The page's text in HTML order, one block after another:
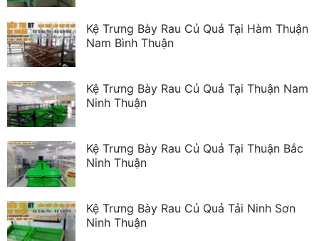
Kệ Trưng Bày Rau Củ Quả Tại Hàm Thuận
Nam Bình Thuận
Kệ Trưng Bày Rau Củ Quả Tại Thuận Nam
Ninh Thuận
Kệ Trưng Bày Rau Củ Quả Tại Thuận Bắc
Ninh Thuận
Kệ Trưng Bày Rau Củ Quả Tải Ninh Sơn
Ninh Thuận